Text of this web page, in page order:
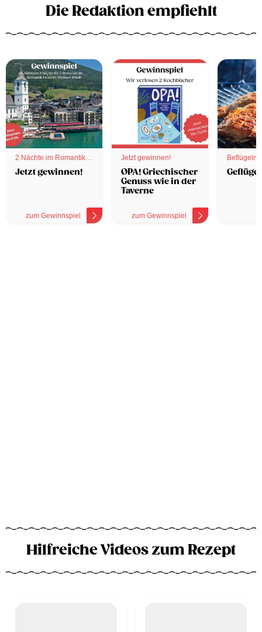
Die Redaktion empfiehlt
2 Nächte im Romantik
Hotel
Jetzt gewinnen!
zum Gewinnspiel
Jetzt gewinnen!
OPA! Griechischer
Genuss wie in der
Taverne
zum Gewinnspiel
Hilfreiche Videos zum Rezept